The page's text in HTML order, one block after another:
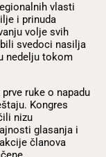
vlasti
i prinuda
volje svih
svedoci nasilja
nedelju tokom
ruke o napadu
Kongres
nizu
glasanja i
članova